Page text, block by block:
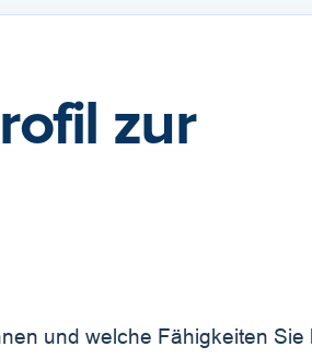
zur
und welche Fähigkeiten